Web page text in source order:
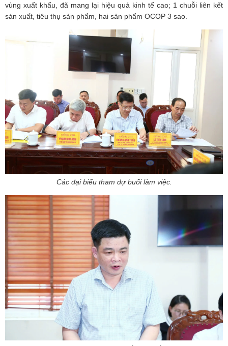
vùng xuất khẩu, đã mang lại hiệu quả kinh tế cao; 1 chuỗi liên kết
sản xuất, tiêu thụ sản phẩm, hai sản phẩm OCOP 3 sao.
Các đại biểu tham dự buổi làm việc.